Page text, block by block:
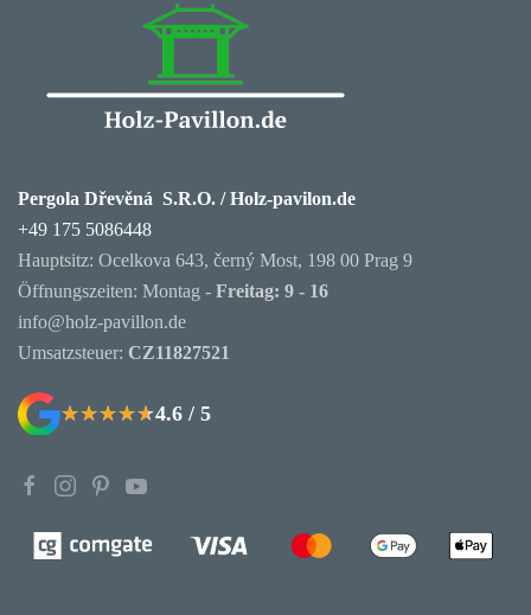
Pergola Dřevěná S.R.O. / Holz-pavilon.de
+49 175 5086448
Hauptsitz: Ocelkova 643, černý Most, 198 00 Prag 9
Öffnungszeiten: Montag - Freitag: 9 - 16
info@holz-pavillon.de
Umsatzsteuer: CZ11827521
★★★★★
★★★★★4.6 / 5